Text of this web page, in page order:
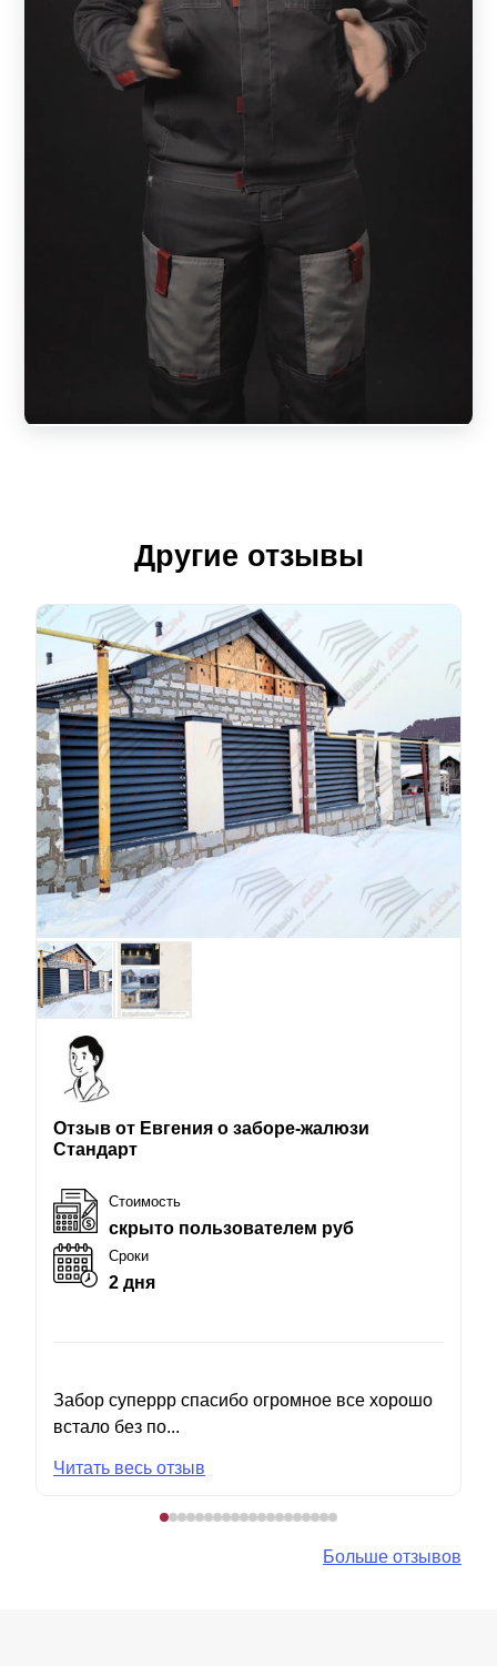
Другие отзывы
Отзыв от Евгения о заборе-жалюзи
Стандарт
Стоимость
скрыто пользователем руб
Сроки
2 дня
Забор суперрр спасибо огромное все хорошо
встало без по...
Читать весь отзыв
Больше отзывов